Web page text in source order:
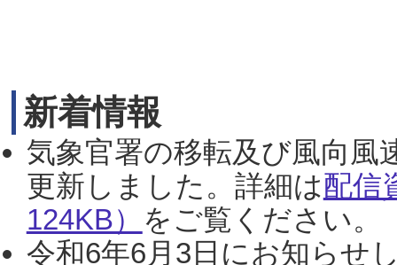
新着情報
気象官署の移転及び風向風
更新しました。詳細は配信
124KB） をご覧ください。
令和6年6月3日にお知らせ